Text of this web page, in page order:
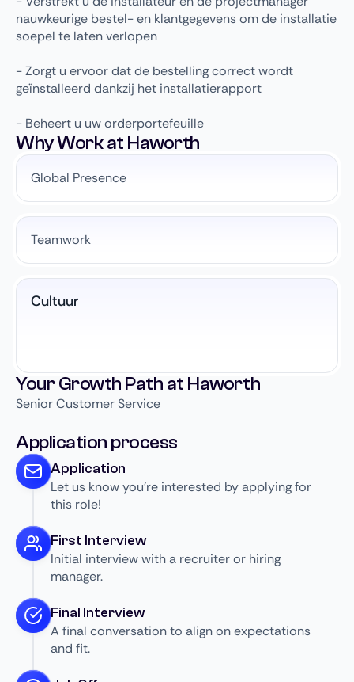
nauwkeurige bestel- en klantgegevens om de installatie
soepel te laten verlopen
- Zorgt u ervoor dat de bestelling correct wordt
geïnstalleerd dankzij het installatierapport
- Beheert u uw orderportefeuille
Why Work at Haworth
Global Presence
Teamwork
Cultuur
Your Growth Path at Haworth
Senior Customer Service
Application process
Application
Let us know you’re interested by applying for
this role!
First Interview
Initial interview with a recruiter or hiring
manager.
Final Interview
A final conversation to align on expectations
and fit.